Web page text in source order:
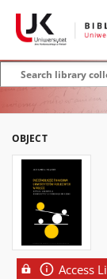
OBJECT
Access